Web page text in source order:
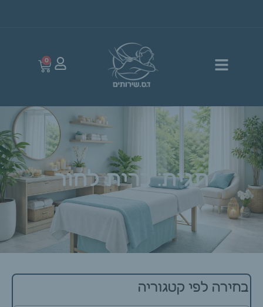
0
תגית: כרית לחור
בחירה לפי קטגוריה